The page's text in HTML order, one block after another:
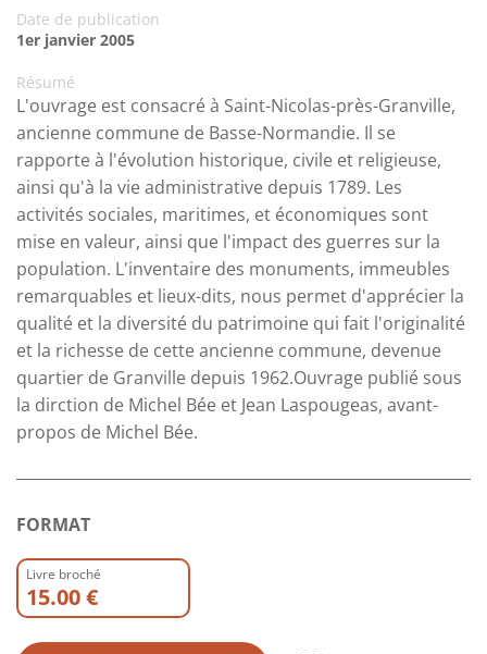
Date de publication
1er janvier 2005
Résumé
L'ouvrage est consacré à Saint-Nicolas-près-Granville,
ancienne commune de Basse-Normandie. Il se
rapporte à l'évolution historique, civile et religieuse,
ainsi qu'à la vie administrative depuis 1789. Les
activités sociales, maritimes, et économiques sont
mise en valeur, ainsi que l'impact des guerres sur la
population. L'inventaire des monuments, immeubles
remarquables et lieux-dits, nous permet d'apprécier la
qualité et la diversité du patrimoine qui fait l'originalité
et la richesse de cette ancienne commune, devenue
quartier de Granville depuis 1962.Ouvrage publié sous
la dirction de Michel Bée et Jean Laspougeas, avant-
propos de Michel Bée.
FORMAT
Livre broché
15.00 €